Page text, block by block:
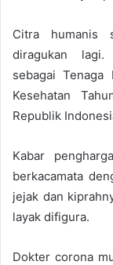
Citra humanis
diragukan lagi.
sebagai Tenaga
Kesehatan
Republik
Kabar
berkacamata
jejak dan
layak difigura.
Dokter corona